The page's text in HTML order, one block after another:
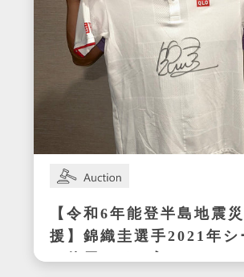
【令和6年能登半島地震
援】錦織圭選手2021年
ン使用サイン入りウェア